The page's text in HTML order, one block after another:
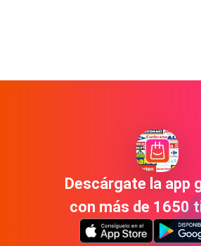
Descárgate la app
con más de 1650